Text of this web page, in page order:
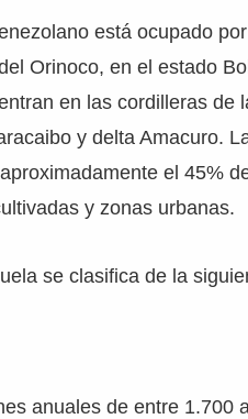
está ocupado
Orinoco, en el estado
en las cordilleras de
y delta Amacuro.
el 45%
y zonas urbanas.
se clasifica de la
anuales de entre 1.700